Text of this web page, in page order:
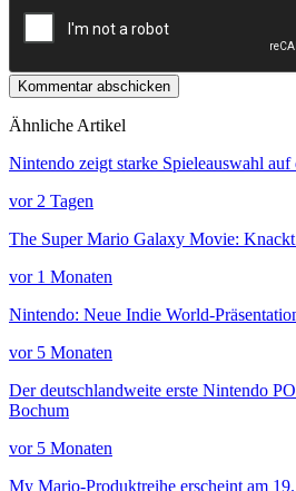
Kommentar abschicken
Ähnliche Artikel
Nintendo zeigt starke Spieleauswahl auf
vor 2 Tagen
The Super Mario Galaxy Movie:
vor 1 Monaten
Nintendo: Neue Indie World-
vor 5 Monaten
Der deutschlandweite erste Nintendo
Bochum
vor 5 Monaten
My Mario-Produktreihe erscheint am